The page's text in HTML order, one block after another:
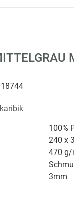
18744
100%
240 x
470 g/
3mm